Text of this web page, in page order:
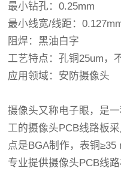
最小钻孔：0.25mm
最小线宽/线距：
阻焊：黑油白字
工艺特点：孔铜25um，
应用领域：安防摄像头
摄像头又称电子眼，是
工的摄像头PCB线路板
点是BGA制作，表铜
专业提供摄像头PCB线